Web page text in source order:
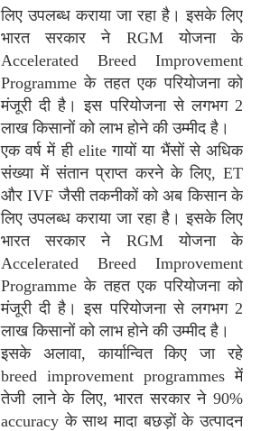
लिए उपलब्ध कराया जा रहा है। इसके लिए
भारत सरकार ने RGM योजना के
Accelerated Breed Improvement
Programme के तहत एक परियोजना को
मंजूरी दी है। इस परियोजना से लगभग 2
लाख किसानों को लाभ होने की उम्मीद है।
एक वर्ष में ही elite गायों या भैंसों से अधिक
संख्या में संतान प्राप्त करने के लिए, ET
और IVF जैसी तकनीकों को अब किसान के
लिए उपलब्ध कराया जा रहा है। इसके लिए
भारत सरकार ने RGM योजना के
Accelerated Breed Improvement
Programme के तहत एक परियोजना को
मंजूरी दी है। इस परियोजना से लगभग 2
लाख किसानों को लाभ होने की उम्मीद है।
इसके अलावा, कार्यान्वित किए जा रहे
breed improvement programmes में
तेजी लाने के लिए, भारत सरकार ने 90%
accuracy के साथ मादा बछड़ों के उत्पादन